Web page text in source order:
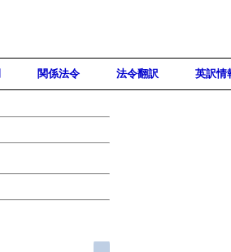
関係法令 法令翻訳 英訳情